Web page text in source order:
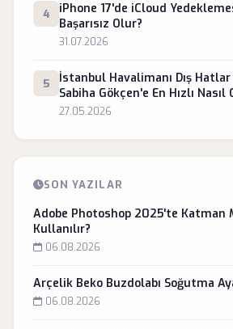
4
iPhone 17'de iCloud
Başarısız Olur?
31.07.2026
5
İstanbul Havalimanı Dış
Sabiha Gökçen'e En Hızlı Nasıl
27.05.2026
SON YAZILAR
Adobe Photoshop 2025'te Katman
Kullanılır?
06.08.2026
Arçelik Beko Buzdolabı Soğutma
06.08.2026